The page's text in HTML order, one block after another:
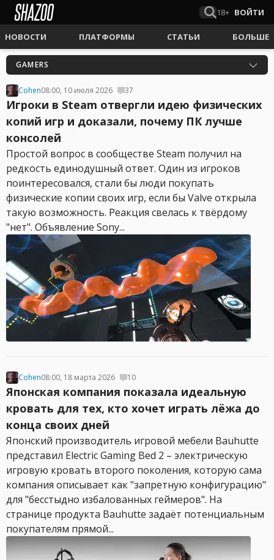
18+ ВОЙТИ
НОВОСТИ ПЛАТФОРМЫ СТАТЬИ БОЛЬШЕ
GAMERS
Cohen08:00, 10 июля 2026 37
Игроки в Steam отвергли идею физических
копий игр и доказали, почему ПК лучше
консолей
Простой вопрос в сообществе Steam получил на
редкость единодушный ответ. Один из игроков
поинтересовался, стали бы люди покупать
физические копии своих игр, если бы Valve открыла
такую возможность. Реакция свелась к твёрдому
"нет". Объявление Sony...
Cohen08:00, 18 марта 2026 10
Японская компания показала идеальную
кровать для тех, кто хочет играть лёжа до
конца своих дней
Японский производитель игровой мебели Bauhutte
представил Electric Gaming Bed 2 – электрическую
игровую кровать второго поколения, которую сама
компания описывает как "запретную конфигурацию"
для "бесстыдно избалованных геймеров". На
странице продукта Bauhutte задаёт потенциальным
покупателям прямой...